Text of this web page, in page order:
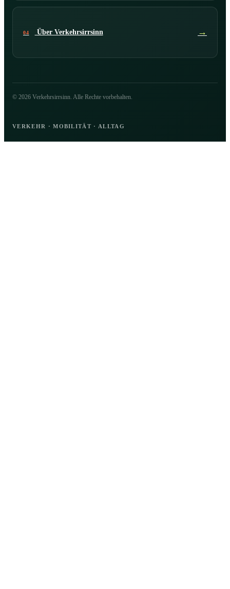
04 Über Verkehrsirrsinn →
© 2026 Verkehrsirrsinn. Alle Rechte vorbehalten.
VERKEHR · MOBILITÄT · ALLTAG